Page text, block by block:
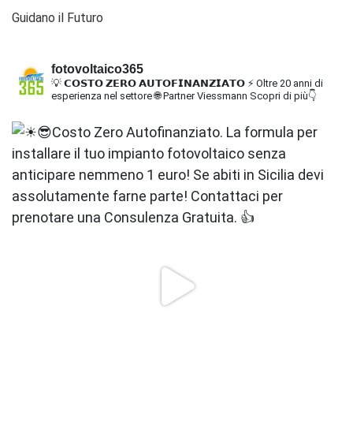
Guidano il Futuro
fotovoltaico365
💡 𝗖𝗢𝗦𝗧𝗢 𝗭𝗘𝗥𝗢 𝗔𝗨𝗧𝗢𝗙𝗜𝗡𝗔𝗡𝗭𝗜𝗔𝗧𝗢 ⚡ Oltre 20 anni di
esperienza nel settore🌐 Partner Viessmann Scopri di più👇